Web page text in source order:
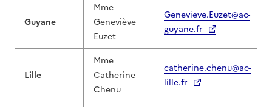
Guyane
Mme
Geneviève
Euzet
Genevieve.Euzet@ac-
guyane.fr
Lille
Mme
Catherine
Chenu
catherine.chenu@ac-
lille.fr